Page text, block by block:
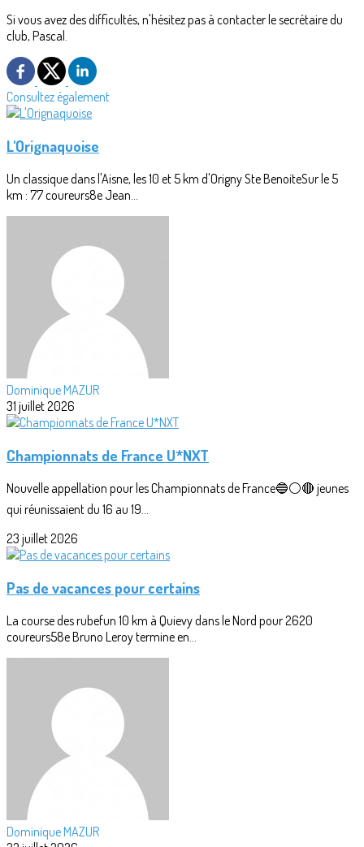
Si vous avez des difficultés, n'hésitez pas à contacter le secrétaire du
club, Pascal.
Consultez également
L'Orignaquoise
Un classique dans l'Aisne, les 10 et 5 km d'Origny Ste BenoiteSur le 5
km : 77 coureurs8e Jean...
Dominique MAZUR
31 juillet 2026
Championnats de France U*NXT
Nouvelle appellation pour les Championnats de France🔵⚪🔴 jeunes
qui réunissaient du 16 au 19...
23 juillet 2026
Pas de vacances pour certains
La course des rubefun 10 km à Quievy dans le Nord pour 2620
coureurs58e Bruno Leroy termine en...
Dominique MAZUR